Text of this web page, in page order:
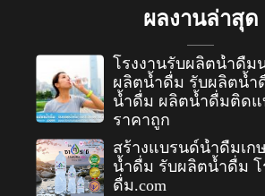
ผลงานล่าสุด
โรงงานรับผลิตน้ำดื่ม
ผลิตน้ำดื่ม รับผลิตน้ำ
น้ำดื่ม ผลิตน้ำดื่มติด
ราคาถูก
สร้างแบรนด์น้ำดื่มเก
น้ำดื่ม รับผลิตน้ำดื่ม โ
ดื่ม.com